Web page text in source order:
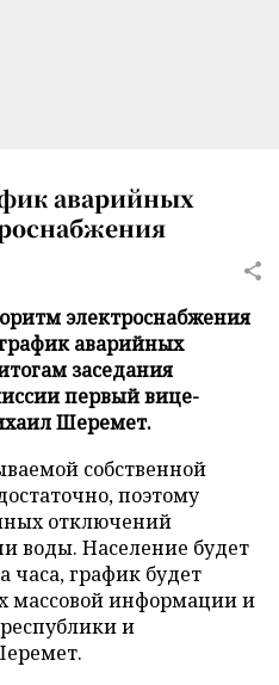
аварийных
электроснабжения
аварийных
заседания
первый вице-
Шеремет.
собственной
поэтому
отключений
воды. Население будет
часа, график будет
массовой информации и
и